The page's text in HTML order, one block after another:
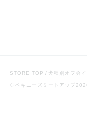
STORE TOP 犬種別オフ会イ
◇ペキニーズミートアップ